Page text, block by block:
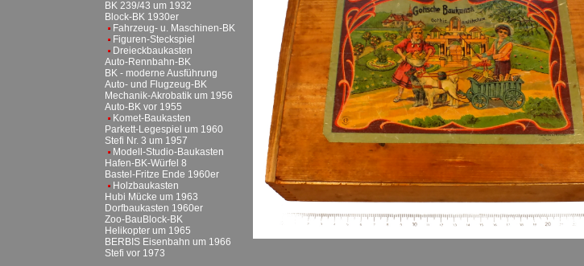
BK 239/43 um 1932
Block-BK 1930er
Fahrzeug- u. Maschinen-BK
Figuren-Steckspiel
Dreieckbaukasten
Auto-Rennbahn-BK
BK - moderne Ausführung
Auto- und Flugzeug-BK
Mechanik-Akrobatik um 1956
Auto-BK vor 1955
Komet-Baukasten
Parkett-Legespiel um 1960
Stefi Nr. 3 um 1957
Modell-Studio-Baukasten
Hafen-BK-Würfel 8
Bastel-Fritze Ende 1960er
Holzbaukasten
Hubi Mücke um 1963
Dorfbaukasten 1960er
Zoo-BauBlock-BK
Helikopter um 1965
BERBIS Eisenbahn um 1966
Stefi vor 1973